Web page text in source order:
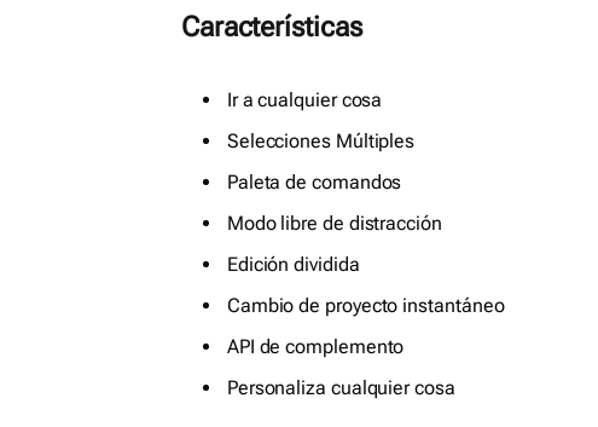
Características
Ir a cualquier cosa
Selecciones Múltiples
Paleta de comandos
Modo libre de distracción
Edición dividida
Cambio de proyecto instantáneo
API de complemento
Personaliza cualquier cosa